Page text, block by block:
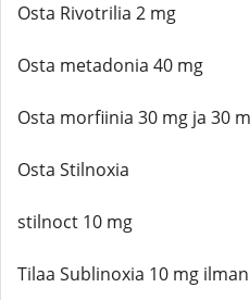
Osta Rivotrilia 2 mg
Osta metadonia 40 mg
Osta morfiinia 30 mg ja 30
Osta Stilnoxia
stilnoct 10 mg
Tilaa Sublinoxia 10 mg